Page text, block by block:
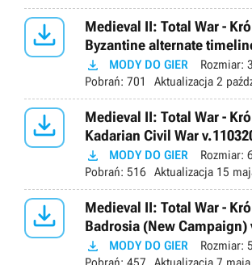

Medieval II: Total War -
Byzantine alternate
 MODY DO GIER Rozmiar:
Pobrań: 701 Aktualizacja 2

Medieval II: Total War -
Kadarian Civil War
 MODY DO GIER Rozmiar:
Pobrań: 516 Aktualizacja 15

Medieval II: Total War -
Badrosia (New Campaign)
 MODY DO GIER Rozmiar: